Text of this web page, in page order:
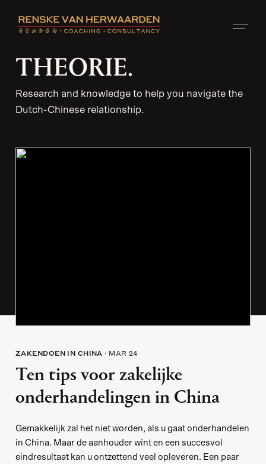
THEORIE.
Research and knowledge to help you navigate the
Dutch-Chinese relationship.
ZAKENDOEN IN CHINA MAR 24
Ten tips voor zakelijke
onderhandelingen in China
Gemakkelijk zal het niet worden, als u gaat onderhandelen
in China. Maar de aanhouder wint en een succesvol
eindresultaat kan u ontzettend veel opleveren. Een paar